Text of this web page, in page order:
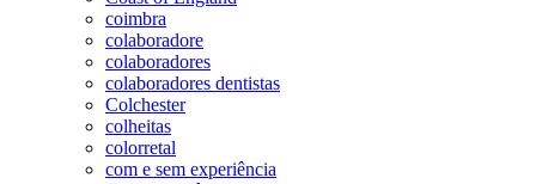
coimbra
colaboradore
colaboradores
colaboradores dentistas
Colchester
colheitas
colorretal
com e sem experiência